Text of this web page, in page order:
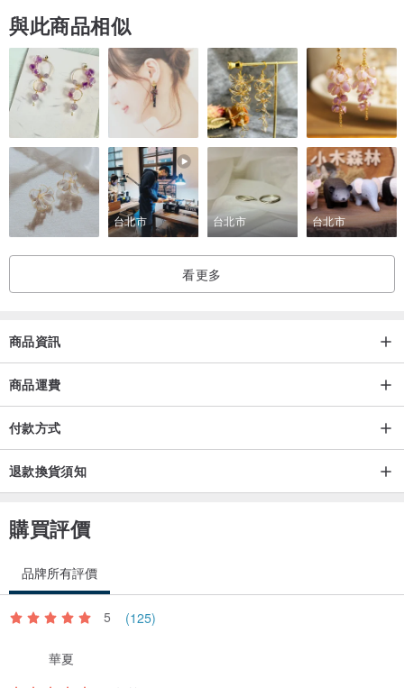
與此商品相似
台北市 台北市 台北市
看更多
商品資訊
商品運費
付款方式
退款換貨須知
購買評價
品牌所有評價
5 (125)
華夏